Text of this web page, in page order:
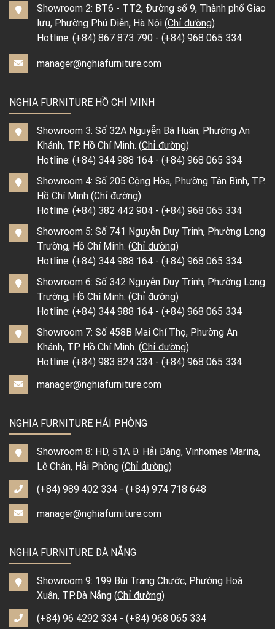
Showroom 2: BT6 - TT2, Đường số 9, Thành phố Giao
lưu, Phường Phú Diễn, Hà Nội (Chỉ đường)
Hotline: (+84) 867 873 790 - (+84) 968 065 334
manager@nghiafurniture.com
NGHIA FURNITURE HỒ CHÍ MINH
Showroom 3: Số 32A Nguyễn Bá Huân, Phường An
Khánh, TP. Hồ Chí Minh. (Chỉ đường)
Hotline: (+84) 344 988 164 - (+84) 968 065 334
Showroom 4: Số 205 Cộng Hòa, Phường Tân Bình, TP.
Hồ Chí Minh (Chỉ đường)
Hotline: (+84) 382 442 904 - (+84) 968 065 334
Showroom 5: Số 741 Nguyễn Duy Trinh, Phường Long
Trường, Hồ Chí Minh. (Chỉ đường)
Hotline: (+84) 344 988 164 - (+84) 968 065 334
Showroom 6: Số 342 Nguyễn Duy Trinh, Phường Long
Trường, Hồ Chí Minh. (Chỉ đường)
Hotline: (+84) 344 988 164 - (+84) 968 065 334
Showroom 7: Số 458B Mai Chí Thọ, Phường An
Khánh, TP. Hồ Chí Minh. (Chỉ đường)
Hotline: (+84) 983 824 334 - (+84) 968 065 334
manager@nghiafurniture.com
NGHIA FURNITURE HẢI PHÒNG
Showroom 8: HD, 51A Đ. Hải Đăng, Vinhomes Marina,
Lê Chân, Hải Phòng (Chỉ đường)
(+84) 989 402 334 - (+84) 974 718 648
manager@nghiafurniture.com
NGHIA FURNITURE ĐÀ NẴNG
Showroom 9: 199 Bùi Trang Chước, Phường Hoà
Xuân, TP.Đà Nẵng (Chỉ đường)
(+84) 96 4292 334 - (+84) 968 065 334